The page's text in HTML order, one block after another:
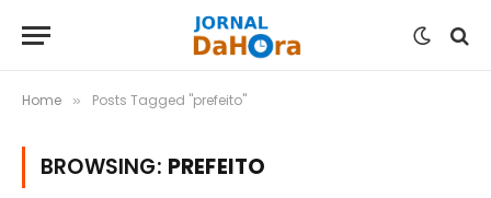
Home » Posts Tagged "prefeito"
BROWSING: PREFEITO